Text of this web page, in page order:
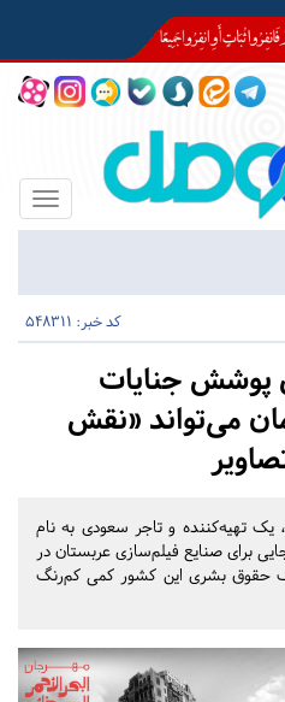
Toggle
کد خبر: 548311
پوشش جنایات
می‌تواند «نقش
تهیه‌کننده و تاجر سعودی به نام
برای صنایع فیلم‌سازی عربستان در
حقوق بشری این کشور کمی کم‌رنگ